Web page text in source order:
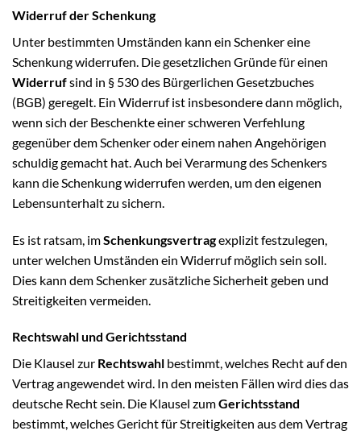
Widerruf der Schenkung
Unter bestimmten Umständen kann ein Schenker eine
Schenkung widerrufen. Die gesetzlichen Gründe für einen
Widerrufsind in § 530 des Bürgerlichen Gesetzbuches
(BGB) geregelt. Ein Widerruf ist insbesondere dann möglich,
wenn sich der Beschenkte einer schweren Verfehlung
gegenüber dem Schenker oder einem nahen Angehörigen
schuldig gemacht hat. Auch bei Verarmung des Schenkers
kann die Schenkung widerrufen werden, um den eigenen
Lebensunterhalt zu sichern.
Es ist ratsam, imSchenkungsvertragexplizit festzulegen,
unter welchen Umständen ein Widerruf möglich sein soll.
Dies kann dem Schenker zusätzliche Sicherheit geben und
Streitigkeiten vermeiden.
Rechtswahl und Gerichtsstand
Die Klausel zur Rechtswahl bestimmt, welches Recht auf den
Vertrag angewendet wird. In den meisten Fällen wird dies das
deutsche Recht sein. Die Klausel zumGerichtsstand
bestimmt, welches Gericht für Streitigkeiten aus dem Vertrag